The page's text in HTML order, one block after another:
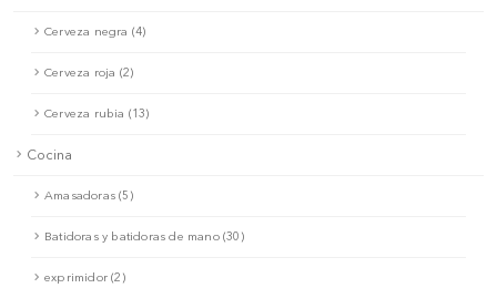
Cerveza negra (4)
Cerveza roja (2)
Cerveza rubia (13)
Cocina
Amasadoras (5)
Batidoras y batidoras de mano (30)
exprimidor (2)